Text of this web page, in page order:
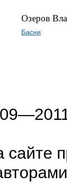
Озеров
Басни